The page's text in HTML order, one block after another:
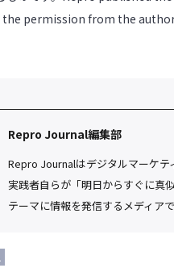
the permission from the
Repro Journal編集部
Repro Journalはデジタルマーケテ
実践者自らが「明日からすぐに真
テーマに情報を発信するメディアで